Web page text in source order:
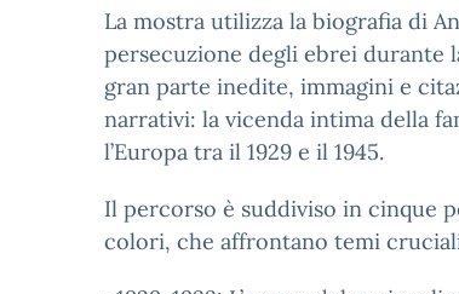
La mostra utilizza la biografia di
persecuzione degli ebrei durante
gran parte inedite, immagini e
narrativi: la vicenda intima della
l’Europa tra il 1929 e il 1945.
Il percorso è suddiviso in cinque
colori, che affrontano temi